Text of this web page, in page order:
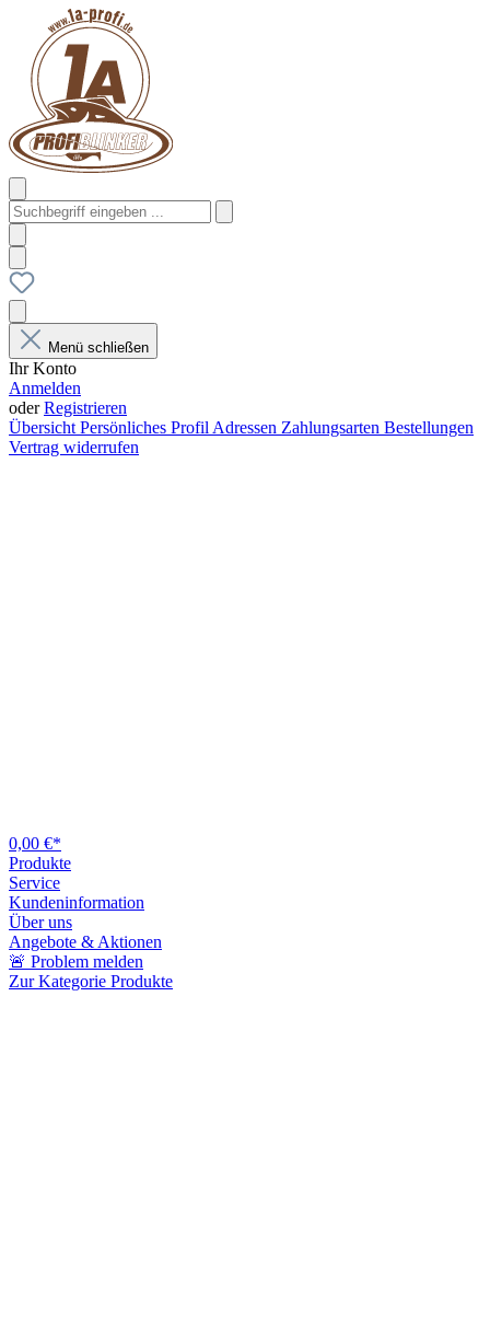
Menü schließen
Ihr Konto
Anmelden
oderRegistrieren
Übersicht Persönliches Profil Adressen Zahlungsarten Bestellungen
Vertrag widerrufen
0,00 €*
Produkte
Service
Kundeninformation
Über uns
Angebote & Aktionen
🚨 Problem melden
Zur Kategorie Produkte